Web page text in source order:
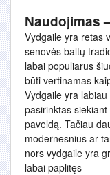
Naudojimas
Vydgaile yra retas
senovės baltų
labai populiarus
būti vertinamas
Vydgaile yra
pasirinktas
paveldą. Tačiau
modernesnius ar
nors vydgaile yra
labai paplitęs